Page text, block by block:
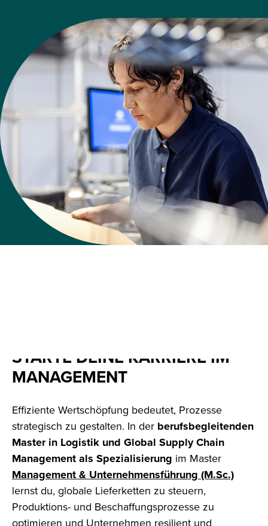
STARTE DEINE KARRIERE IM
MANAGEMENT
Effiziente Wertschöpfung bedeutet, Prozesse
strategisch zu gestalten. In der berufsbegleitenden
Master in Logistik und Global Supply Chain
Management als Spezialisierung im Master
Management & Unternehmensführung (M.Sc.)
lernst du, globale Lieferketten zu steuern,
Produktions- und Beschaffungsprozesse zu
optimieren und Unternehmen resilient und